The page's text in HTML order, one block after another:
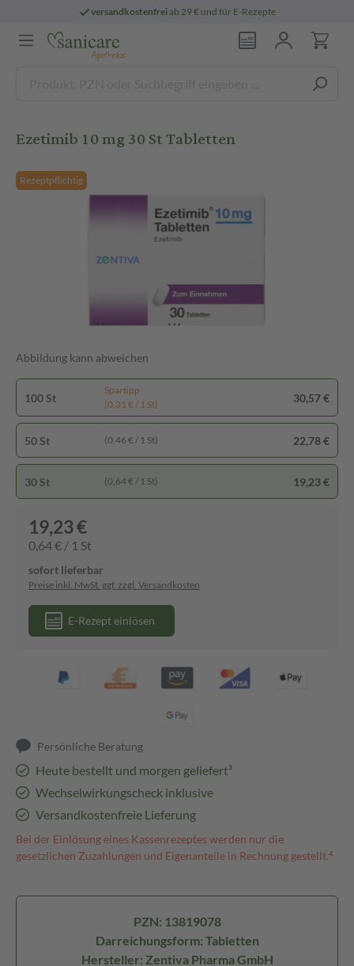
versandkostenfreiab 29 € und für E-Rezepte
Ezetimib 10 mg 30 St Tabletten
Rezeptpflichtig
Abbildung kann abweichen
100 St
Spartipp
(0,31 € / 1 St)
30,57 €
50 St (0,46 € / 1 St) 22,78 €
30 St (0,64 € / 1 St) 19,23 €
19,23 €
0,64 € / 1 St
sofort lieferbar
Preise inkl. MwSt. ggf. zzgl. Versandkosten
E-Rezept einlösen
Persönliche Beratung
Heute bestellt und morgen geliefert³
Wechselwirkungscheck inklusive
Versandkostenfreie Lieferung
Bei der Einlösung eines Kassenrezeptes werden nur die
gesetzlichen Zuzahlungen und Eigenanteile in Rechnung gestellt.⁴
PZN: 13819078
Darreichungsform: Tabletten
Hersteller: Zentiva Pharma GmbH